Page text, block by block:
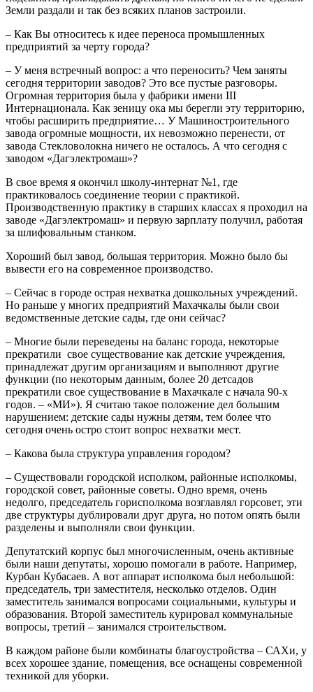
Земли раздали и так без всяких планов застроили.
– Как Вы относитесь к идее переноса промышленных
предприятий за черту города?
– У меня встречный вопрос: а что переносить? Чем заняты
сегодня территории заводов? Это все пустые разговоры.
Огромная территория была у фабрики имени III
Интернационала. Как зеницу ока мы берегли эту территорию,
чтобы расширить предприятие… У Машиностроительного
завода огромные мощности, их невозможно перенести, от
завода Стекловолокна ничего не осталось. А что сегодня с
заводом «Дагэлектромаш»?
В свое время я окончил школу-интернат №1, где
практиковалось соединение теории с практикой.
Производственную практику в старших классах я проходил на
заводе «Дагэлектромаш» и первую зарплату получил, работая
за шлифовальным станком.
Хороший был завод, большая территория. Можно было бы
вывести его на современное производство.
– Сейчас в городе острая нехватка дошкольных учреждений.
Но раньше у многих предприятий Махачкалы были свои
ведомственные детские сады, где они сейчас?
– Многие были переведены на баланс города, некоторые
прекратили свое существование как детские учреждения,
принадлежат другим организациям и выполняют другие
функции (по некоторым данным, более 20 детсадов
прекратили свое существование в Махачкале с начала 90-х
годов. – «МИ»). Я считаю такое положение дел большим
нарушением: детские сады нужны детям, тем более что
сегодня очень остро стоит вопрос нехватки мест.
– Какова была структура управления городом?
– Существовали городской исполком, районные исполкомы,
городской совет, районные советы. Одно время, очень
недолго, председатель горисполкома возглавлял горсовет, эти
две структуры дублировали друг друга, но потом опять были
разделены и выполняли свои функции.
Депутатский корпус был многочисленным, очень активные
были наши депутаты, хорошо помогали в работе. Например,
Курбан Кубасаев. А вот аппарат исполкома был небольшой:
председатель, три заместителя, несколько отделов. Один
заместитель занимался вопросами социальными, культуры и
образования. Второй заместитель курировал коммунальные
вопросы, третий – занимался строительством.
В каждом районе были комбинаты благоустройства – САХи, у
всех хорошее здание, помещения, все оснащены современной
техникой для уборки.